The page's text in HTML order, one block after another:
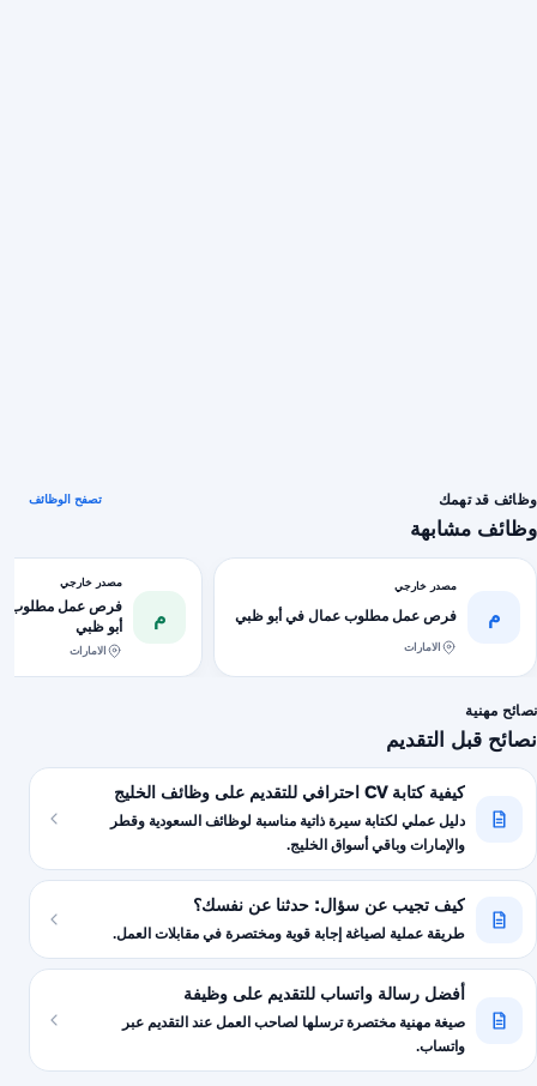
وظائف قد تهمك
وظائف مشابهة
تصفح الوظائف
م
مصدر خارجي
فرص عمل مطلوب عمال في أبو ظبي
الامارات
م
مصدر خارجي
فرص عمل مطلوب
أبو ظبي
الامارات
نصائح مهنية
نصائح قبل التقديم
كيفية كتابة CV احترافي للتقديم على وظائف الخليج
دليل عملي لكتابة سيرة ذاتية مناسبة لوظائف السعودية وقطر
والإمارات وباقي أسواق الخليج.
كيف تجيب عن سؤال: حدثنا عن نفسك؟
طريقة عملية لصياغة إجابة قوية ومختصرة في مقابلات العمل.
أفضل رسالة واتساب للتقديم على وظيفة
صيغة مهنية مختصرة ترسلها لصاحب العمل عند التقديم عبر
واتساب.